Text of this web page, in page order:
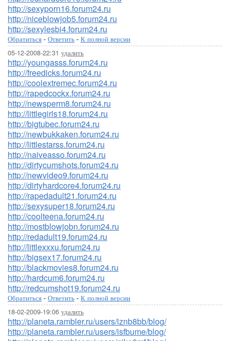
http://sexyporn16.forum24.ru
http://niceblowjob5.forum24.ru
http://sexylesbi4.forum24.ru
Обратиться - Ответить - К полной версии
05-12-2008-22:31 удалить
http://youngasss.forum24.ru
http://freedicks.forum24.ru
http://coolextremec.forum24.ru
http://rapedcockx.forum24.ru
http://newsperm8.forum24.ru
http://littlegirls18.forum24.ru
http://bigtubec.forum24.ru
http://newbukkaken.forum24.ru
http://littlestarss.forum24.ru
http://naiveasso.forum24.ru
http://dirtycumshots.forum24.ru
http://newvideo9.forum24.ru
http://dirtyhardcore4.forum24.ru
http://rapedadult21.forum24.ru
http://sexysuper18.forum24.ru
http://coolteena.forum24.ru
http://mostblowjobn.forum24.ru
http://redadult19.forum24.ru
http://littlexxxu.forum24.ru
http://bigsex17.forum24.ru
http://blackmovies8.forum24.ru
http://hardcum6.forum24.ru
http://redcumshot19.forum24.ru
Обратиться - Ответить - К полной версии
18-02-2009-19:06 удалить
http://planeta.rambler.ru/users/iznb8bb/blog/
http://planeta.rambler.ru/users/isfbume/blog/